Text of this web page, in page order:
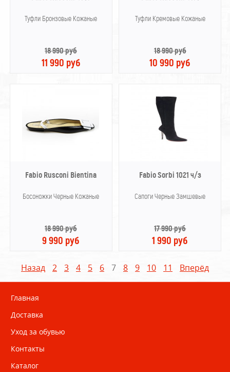
Туфли Бронзовые Кожаные
18 990 руб
11 990 руб
Туфли Кремовые Кожаные
18 990 руб
10 990 руб
Fabio Rusconi Bientina
Босоножки Черные Кожаные
18 990 руб
9 990 руб
Fabio Sorbi 1021 ч/з
Сапоги Черные Замшевые
17 990 руб
1 990 руб
Назад 2 3 4 5 6 7 8 9 10 11 Вперёд
Главная
Доставка
Уход за обувью
Контакты
Каталог